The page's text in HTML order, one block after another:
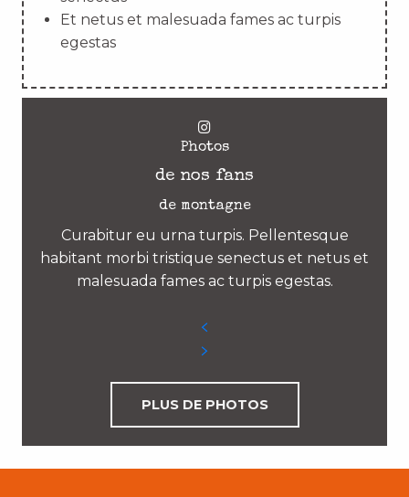
Et netus et malesuada fames ac turpis
egestas
Photos
de nos fans
de montagne
Curabitur eu urna turpis. Pellentesque
habitant morbi tristique senectus et netus et
malesuada fames ac turpis egestas.
PLUS DE PHOTOS